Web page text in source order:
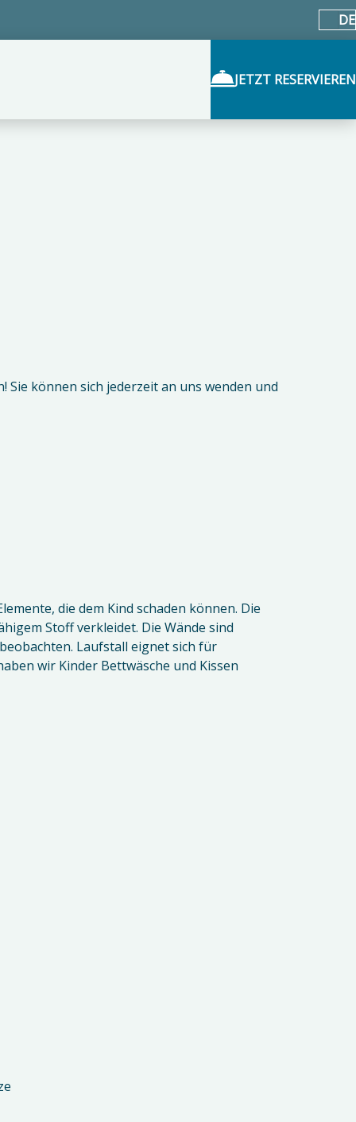
DE
JETZT RESERVIEREN
können sich jederzeit an uns wenden und
die dem Kind schaden können. Die
Stoff verkleidet. Die Wände sind
Laufstall eignet sich für
wir Kinder Bettwäsche und Kissen